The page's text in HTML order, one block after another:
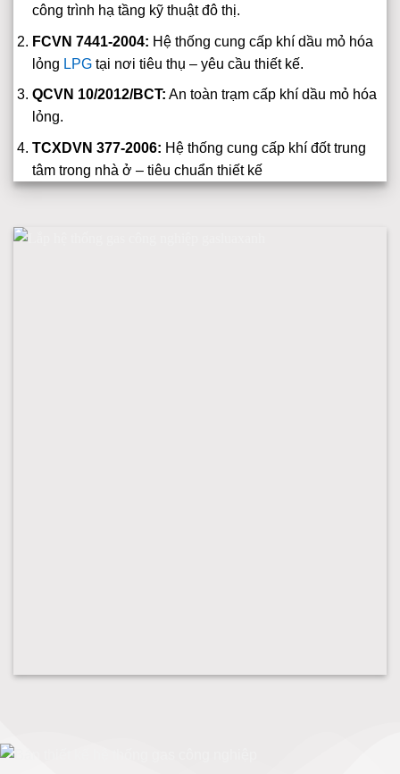
công trình hạ tầng kỹ thuật đô thị.
FCVN 7441-2004: Hệ thống cung cấp khí dầu mỏ hóa
lỏng LPGtại nơi tiêu thụ – yêu cầu thiết kế.
QCVN 10/2012/BCT: An toàn trạm cấp khí dầu mỏ hóa
lỏng.
TCXDVN 377-2006: Hệ thống cung cấp khí đốt trung
tâm trong nhà ở – tiêu chuẩn thiết kế